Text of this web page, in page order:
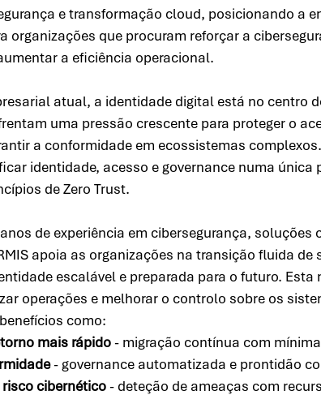
e transformação cloud, posicionando a
organizações que procuram reforçar a
a eficiência operacional.
atual, a identidade digital está no centro
uma pressão crescente para proteger o
a conformidade em ecossistemas
identidade, acesso e governance numa
de Zero Trust.
de experiência em cibersegurança, soluções
apoia as organizações na transição fluida de
escalável e preparada para o futuro. Esta
operações e melhorar o controlo sobre os
como:
mais rápido - migração contínua com
- governance automatizada e prontidão
cibernético - deteção de ameaças com